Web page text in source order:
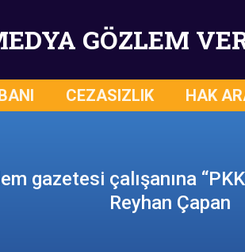
GÖZLEM
CEZASIZLIK HAK
gazetesi çalışanına
Reyhan Çapan